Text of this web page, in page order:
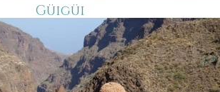
Güigüi